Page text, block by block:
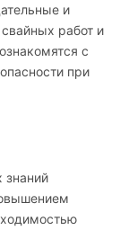
и
работ и
с
при
знаний